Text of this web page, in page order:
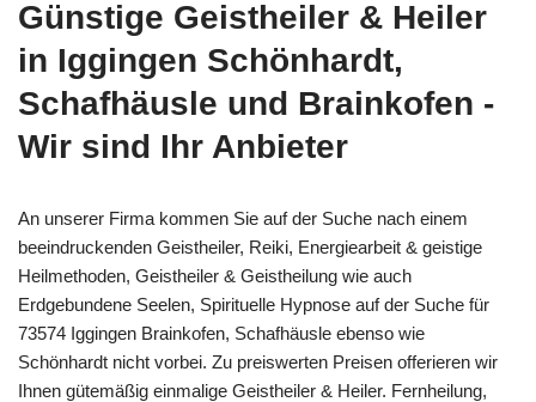
Günstige Geistheiler & Heiler
in Iggingen Schönhardt,
Schafhäusle und Brainkofen -
Wir sind Ihr Anbieter
An unserer Firma kommen Sie auf der Suche nach einem
beeindruckenden Geistheiler, Reiki, Energiearbeit & geistige
Heilmethoden, Geistheiler & Geistheilung wie auch
Erdgebundene Seelen, Spirituelle Hypnose auf der Suche für
73574 Iggingen Brainkofen, Schafhäusle ebenso wie
Schönhardt nicht vorbei. Zu preiswerten Preisen offerieren wir
Ihnen gütemäßig einmalige Geistheiler & Heiler. Fernheilung,